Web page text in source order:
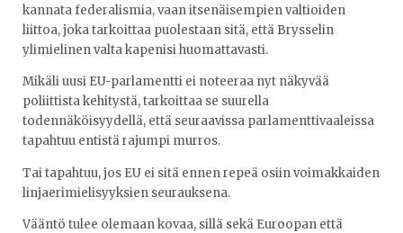
kannata federalismia, vaan itsenäisempien valtioiden
liittoa, joka tarkoittaa puolestaan sitä, että Brysselin
ylimielinen valta kapenisi huomattavasti.
Mikäli uusi EU-parlamentti ei noteeraa nyt näkyvää
poliittista kehitystä, tarkoittaa se suurella
todennäköisyydellä, että seuraavissa parlamenttivaaleissa
tapahtuu entistä rajumpi murros.
Tai tapahtuu, jos EU ei sitä ennen repeä osiin voimakkaiden
linjaerimielisyyksien seurauksena.
Vääntö tulee olemaan kovaa, sillä sekä Euroopan että